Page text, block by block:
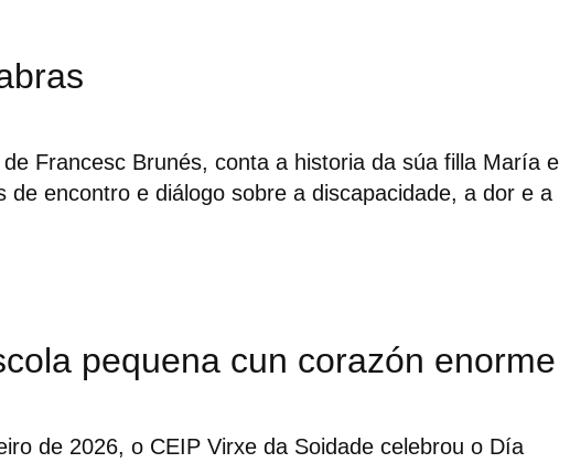
Francesc Brunés, conta a historia da súa filla María e
de encontro e diálogo sobre a discapacidade, a dor e a
pequena cun corazón enorme
de 2026, o CEIP Virxe da Soidade celebrou o Día